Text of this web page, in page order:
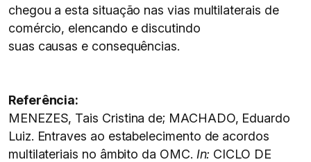
chegou a esta situação nas vias multilaterais de
comércio, elencando e discutindo
suas causas e consequências.
Referência:
MENEZES, Tais Cristina de; MACHADO, Eduardo
Luiz. Entraves ao estabelecimento de acordos
multilateriais no âmbito da OMC. In: CICLO DE